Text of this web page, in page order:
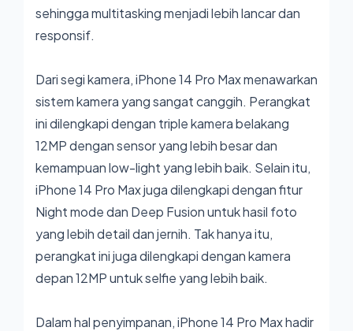
sehingga multitasking menjadi lebih lancar dan
responsif.
Dari segi kamera, iPhone 14 Pro Max menawarkan
sistem kamera yang sangat canggih. Perangkat
ini dilengkapi dengan triple kamera belakang
12MP dengan sensor yang lebih besar dan
kemampuan low-light yang lebih baik. Selain itu,
iPhone 14 Pro Max juga dilengkapi dengan fitur
Night mode dan Deep Fusion untuk hasil foto
yang lebih detail dan jernih. Tak hanya itu,
perangkat ini juga dilengkapi dengan kamera
depan 12MP untuk selfie yang lebih baik.
Dalam hal penyimpanan, iPhone 14 Pro Max hadir